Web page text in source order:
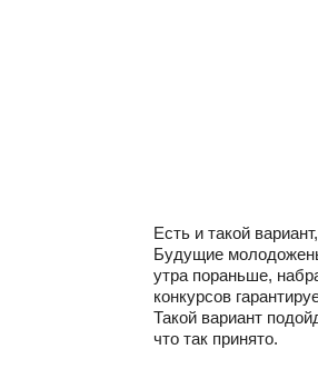
Есть и такой
Будущие
утра пораньше,
конкурсов
Такой вариант
что так принято.